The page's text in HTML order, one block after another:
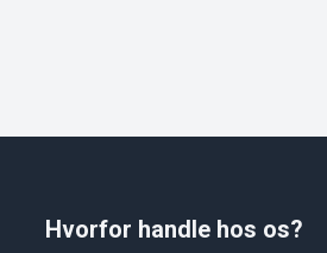
Hvorfor handle hos os?